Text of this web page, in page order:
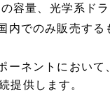
容量、光学系ド
でのみ販売す
ネントにおい
提供します。